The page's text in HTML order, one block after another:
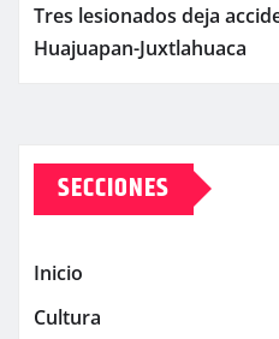
Tres lesionados deja
Huajuapan-Juxtlahuaca
SECCIONES
Inicio
Cultura